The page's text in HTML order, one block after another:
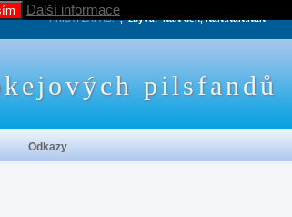
PRÍŠTÍ ZÁPAS:, zbývá:NaN den, NaN:NaN:NaN
pilsfandů
Odkazy
Další informace